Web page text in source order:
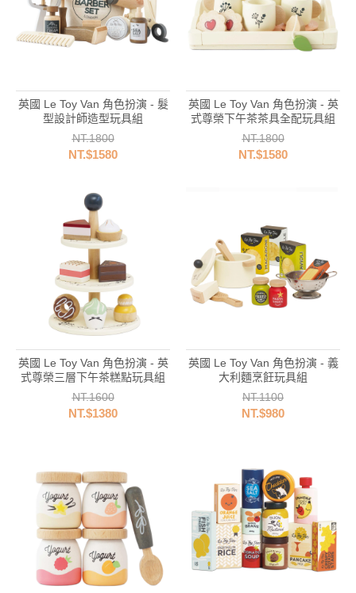
英國 Le Toy Van 角色扮演 - 髮
型設計師造型玩具組
NT.1800
NT.$1580
英國 Le Toy Van 角色扮演 - 英
式尊榮下午茶茶具全配玩具組
NT.1800
NT.$1580
英國 Le Toy Van 角色扮演 - 英
式尊榮三層下午茶糕點玩具組
NT.1600
NT.$1380
英國 Le Toy Van 角色扮演 - 義
大利麵烹飪玩具組
NT.1100
NT.$980